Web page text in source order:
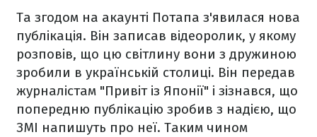
Та згодом на акаунті Потапа з'явилася нова
публікація. Він записав відеоролик, у якому
розповів, що цю світлину вони з дружиною
зробили в українській столиці. Він передав
журналістам "Привіт із Японії" і зізнався, що
попередню публікацію зробив з надією, що
ЗМІ напишуть про неї. Таким чином